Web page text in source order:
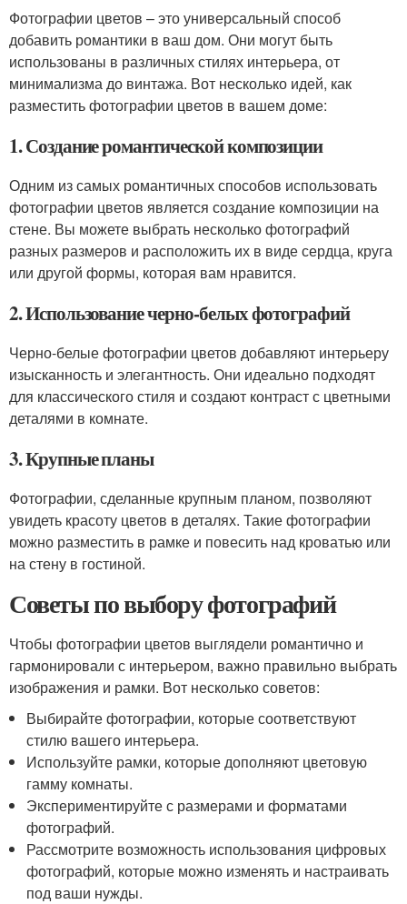
Фотографии цветов – это универсальный способ
добавить романтики в ваш дом. Они могут быть
использованы в различных стилях интерьера, от
минимализма до винтажа. Вот несколько идей, как
разместить фотографии цветов в вашем доме:
1. Создание романтической композиции
Одним из самых романтичных способов использовать
фотографии цветов является создание композиции на
стене. Вы можете выбрать несколько фотографий
разных размеров и расположить их в виде сердца, круга
или другой формы, которая вам нравится.
2. Использование черно-белых фотографий
Черно-белые фотографии цветов добавляют интерьеру
изысканность и элегантность. Они идеально подходят
для классического стиля и создают контраст с цветными
деталями в комнате.
3. Крупные планы
Фотографии, сделанные крупным планом, позволяют
увидеть красоту цветов в деталях. Такие фотографии
можно разместить в рамке и повесить над кроватью или
на стену в гостиной.
Советы по выбору фотографий
Чтобы фотографии цветов выглядели романтично и
гармонировали с интерьером, важно правильно выбрать
изображения и рамки. Вот несколько советов:
Выбирайте фотографии, которые соответствуют
стилю вашего интерьера.
Используйте рамки, которые дополняют цветовую
гамму комнаты.
Экспериментируйте с размерами и форматами
фотографий.
Рассмотрите возможность использования цифровых
фотографий, которые можно изменять и настраивать
под ваши нужды.